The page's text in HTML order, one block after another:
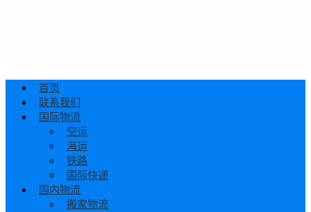
首页
联系我们
国际物流
空运
海运
铁路
国际快递
国内物流
搬家物流